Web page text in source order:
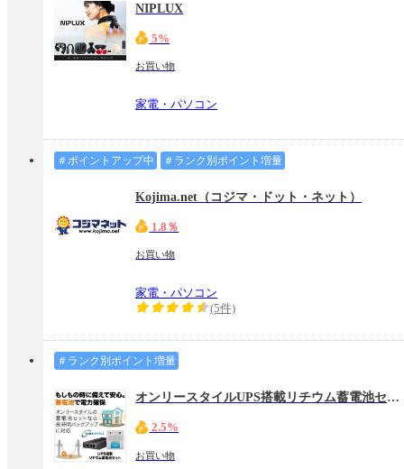
NIPLUX
5%
お買い物
家電・パソコン
＃ポイントアップ中 ＃ランク別ポイント増量
Kojima.net（コジマ・ドット・ネット）
1.8％
お買い物
家電・パソコン
(5件)
＃ランク別ポイント増量
オンリースタイルUPS搭載リチウム蓄電池セット
2.5%
お買い物